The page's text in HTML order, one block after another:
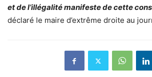
et de l’illégalité manifeste de cette
déclaré le maire d’extrême droite au